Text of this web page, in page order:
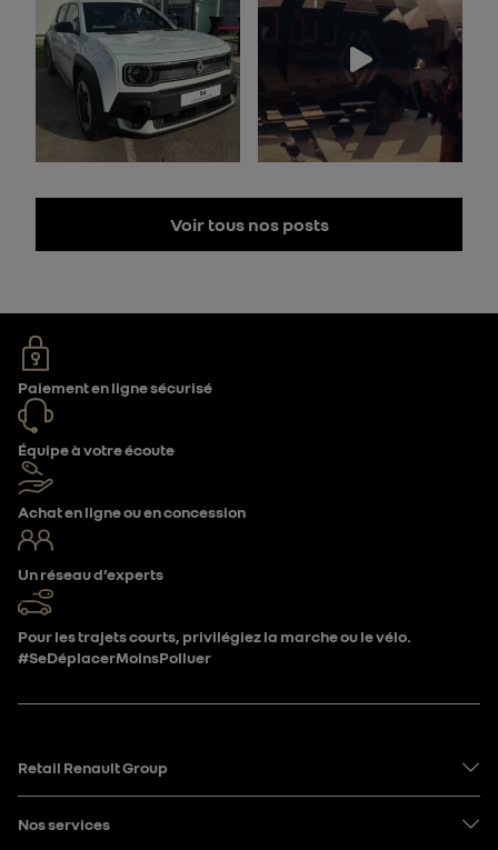
Voir tous nos posts
Paiement en ligne sécurisé
Équipe à votre écoute
Achat en ligne ou en concession
Un réseau d’experts
Pour les trajets courts, privilégiez la marche ou le vélo.
#SeDéplacerMoinsPolluer
Retail Renault Group
Nos services